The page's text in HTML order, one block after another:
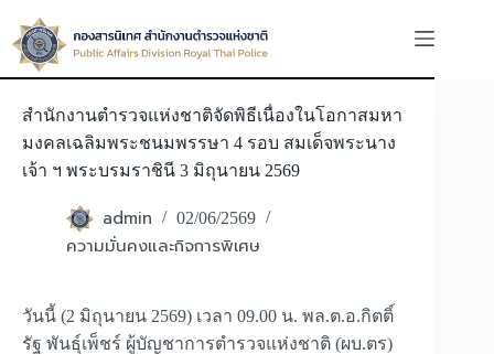
to
content
สำนักงานตำรวจแห่งชาติจัดพิธีเนื่องในโอกาสมหา
มงคลเฉลิมพระชนมพรรษา 4 รอบ สมเด็จพระนาง
เจ้า ฯ พระบรมราชินี 3 มิถุนายน 2569
admin 02/06/2569
ความมั่นคงและกิจการพิเศษ
วันนี้ (2 มิถุนายน 2569) เวลา 09.00 น. พล.ต.อ.กิตติ์
รัฐ พันธุ์เพ็ชร์ ผู้บัญชาการตำรวจแห่งชาติ (ผบ.ตร)